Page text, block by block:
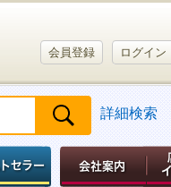
会員登録 ログイン
詳細検索